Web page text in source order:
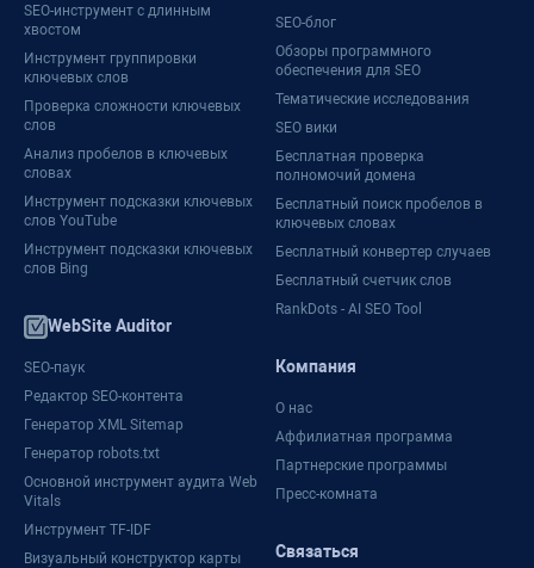
SEO-инструмент с длинным
хвостом
Инструмент группировки
ключевых слов
Проверка сложности ключевых
слов
Анализ пробелов в ключевых
словах
Инструмент подсказки ключевых
слов YouTube
Инструмент подсказки ключевых
слов Bing
WebSite Auditor
SEO-паук
Редактор SEO-контента
Генератор XML Sitemap
Генератор robots.txt
Основной инструмент аудита Web
Vitals
Инструмент TF-IDF
Визуальный конструктор карты
SEO-блог
Обзоры программного
обеспечения для SEO
Тематические исследования
SEO вики
Бесплатная проверка
полномочий домена
Бесплатный поиск пробелов в
ключевых словах
Бесплатный конвертер случаев
Бесплатный счетчик слов
RankDots - AI SEO Tool
Компания
О нас
Аффилиатная программа
Партнерские программы
Пресс-комната
Связаться